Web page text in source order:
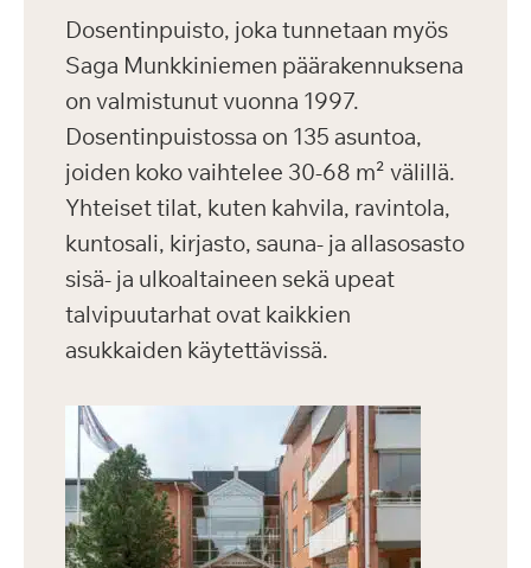
Dosentinpuisto, joka tunnetaan myös
Saga Munkkiniemen päärakennuksena
on valmistunut vuonna 1997.
Dosentinpuistossa on 135 asuntoa,
joiden koko vaihtelee 30-68 m² välillä.
Yhteiset tilat, kuten kahvila, ravintola,
kuntosali, kirjasto, sauna- ja allasosasto
sisä- ja ulkoaltaineen sekä upeat
talvipuutarhat ovat kaikkien
asukkaiden käytettävissä.